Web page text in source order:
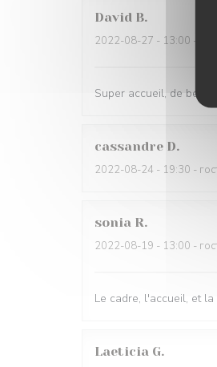
David B
2022-08-27 - 13:00 -
Super accueil, de
cassandre D
2022-08-24 - 19:30 -
sonia R
2022-08-19 - 13:00 -
Le cadre, l'accueil, et
Laeticia G